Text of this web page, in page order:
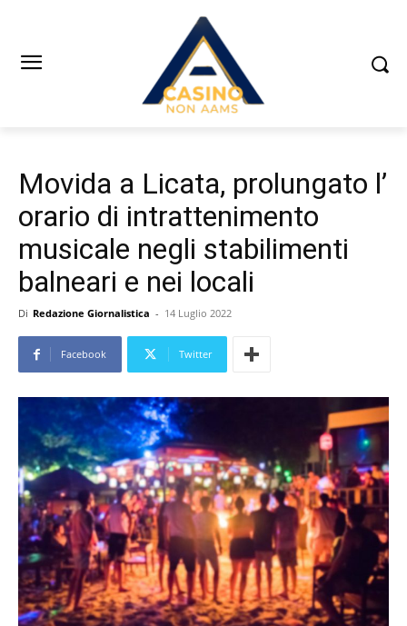
Movida a Licata, prolungato l’
orario di intrattenimento
musicale negli stabilimenti
balneari e nei locali
Di Redazione Giornalistica - 14 Luglio 2022
Facebook Twitter